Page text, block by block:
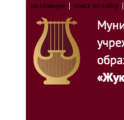
на главную поиск по сайту